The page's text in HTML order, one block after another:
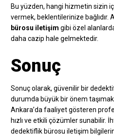
Bu yüzden, hangi hizmetin sizin
vermek, beklentilerinize bağlıdır.
bürosu iletişim gibi özel
daha cazip hale gelmektedir.
Sonuç
Sonuç olarak, güvenilir bir
durumda büyük bir önem
Ankara’da faaliyet gösteren
hızlı ve etkili çözümler sunabilir.
dedektiflik bürosu iletişim